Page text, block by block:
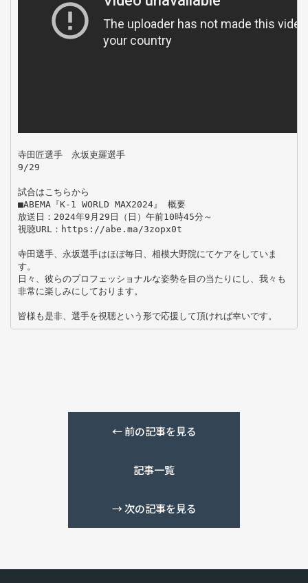
寺田匠選手　永坂吏羅選手
9/29
試合はこちらから
■ABEMA『K-1 WORLD MAX2024』 概要
放送日：2024年9月29日（日）午前10時45分～
視聴URL：https://abe.ma/3zopx0t
寺田選手、永坂選手はほぼ毎日、相模大野院にてケアをしていま
す。
日々、彼らのプロフェッショナルな姿勢を目の当たりにし、我々も
非常に楽しみにしております。
皆様も是非、選手を視聴という形で応援して頂ければ幸いです。
← 前の記事を見る
記事一覧
→次の記事を見る